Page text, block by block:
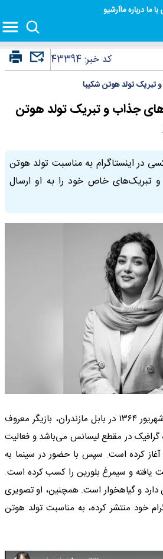
مادرباره ماآرشیو
کد خبر:43394
و تبریک تولد هوتن شکیبا
جذاب و تبریک تولد هوتن
عکسی در اینستاگرام به مناسبت تولد هوتن
تبریک‌های خاص خود را به او ارسال
پریناز ایزدیار، متولد هشتم شهریور ۱۳۶۴ در بابل مازندران، بازیگر معروف
گرافیک در مقطع لیسانس می‌باشد و فعالیت
آغاز کرده است. سپس با حضور در سینما به
و سیمرغ بلورین را کسب کرده است.
دارد و گیاهخوار است. همچنین، او تصویری
خود منتشر کرده، به مناسبت تولد هوتن